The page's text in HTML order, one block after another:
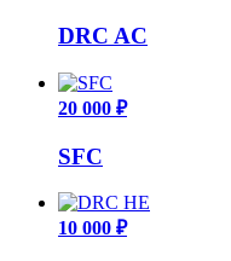
DRC AC
20 000 ₽
SFC
10 000 ₽